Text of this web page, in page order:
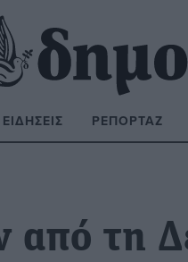
ΕΙΔΉΣΕΙΣ ΡΕΠΟΡΤΆΖ
από τη